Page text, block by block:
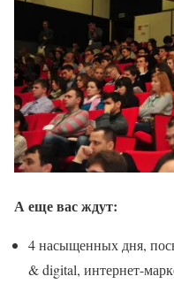
А еще вас ждут:
4 насыщенных дня,
& digital, интернет-